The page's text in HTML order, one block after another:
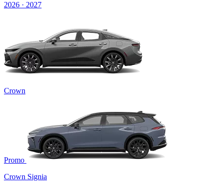
2026 · 2027
Crown
Promo
Crown Signia